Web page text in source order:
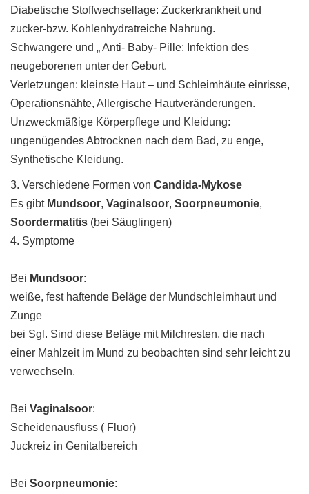
Diabetische Stoffwechsellage: Zuckerkrankheit und
zucker-bzw. Kohlenhydratreiche Nahrung.
Schwangere und „ Anti- Baby- Pille: Infektion des
neugeborenen unter der Geburt.
Verletzungen: kleinste Haut – und Schleimhäute einrisse,
Operationsnähte, Allergische Hautveränderungen.
Unzweckmäßige Körperpflege und Kleidung:
ungenügendes Abtrocknen nach dem Bad, zu enge,
Synthetische Kleidung.
3. Verschiedene Formen von Candida-Mykose
Es gibt Mundsoor, Vaginalsoor, Soorpneumonie,
Soordermatitis (bei Säuglingen)
4. Symptome
Bei Mundsoor:
weiße, fest haftende Beläge der Mundschleimhaut und
Zunge
bei Sgl. Sind diese Beläge mit Milchresten, die nach
einer Mahlzeit im Mund zu beobachten sind sehr leicht zu
verwechseln.
Bei Vaginalsoor:
Scheidenausfluss ( Fluor)
Juckreiz in Genitalbereich
Bei Soorpneumonie: